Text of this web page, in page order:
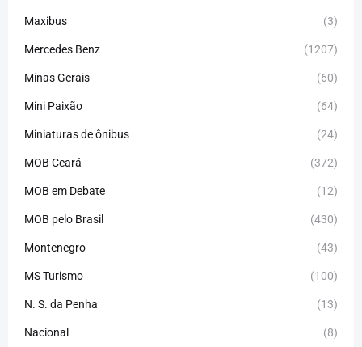
Maxibus (3)
Mercedes Benz (1207)
Minas Gerais (60)
Mini Paixão (64)
Miniaturas de ônibus (24)
MOB Ceará (372)
MOB em Debate (12)
MOB pelo Brasil (430)
Montenegro (43)
MS Turismo (100)
N. S. da Penha (13)
Nacional (8)